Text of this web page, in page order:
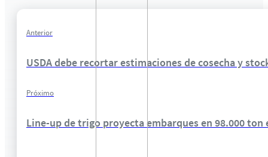
Anterior
USDA debe recortar estimaciones de cosecha y
Próximo
Line-up de trigo proyecta embarques en 98.000 ton